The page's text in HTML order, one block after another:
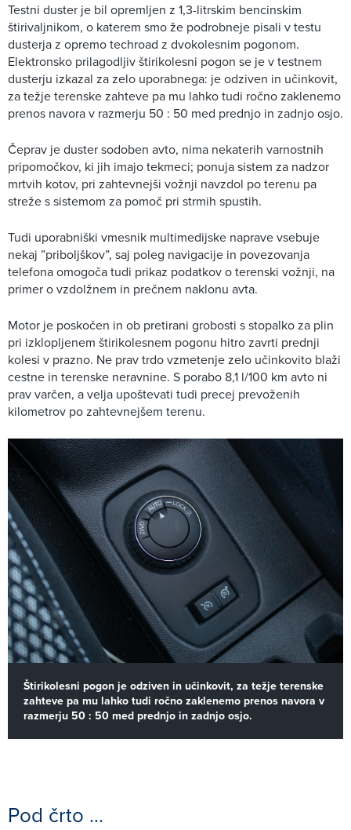
Testni duster je bil opremljen z 1,3-litrskim bencinskim
štirivaljnikom, o katerem smo že podrobneje pisali v testu
dusterja z opremo techroad z dvokolesnim pogonom.
Elektronsko prilagodljiv štirikolesni pogon se je v testnem
dusterju izkazal za zelo uporabnega: je odziven in učinkovit,
za težje terenske zahteve pa mu lahko tudi ročno zaklenemo
prenos navora v razmerju 50 : 50 med prednjo in zadnjo osjo.
Čeprav je duster sodoben avto, nima nekaterih varnostnih
pripomočkov, ki jih imajo tekmeci; ponuja sistem za nadzor
mrtvih kotov, pri zahtevnejši vožnji navzdol po terenu pa
streže s sistemom za pomoč pri strmih spustih.
Tudi uporabniški vmesnik multimedijske naprave vsebuje
nekaj ”priboljškov”, saj poleg navigacije in povezovanja
telefona omogoča tudi prikaz podatkov o terenski vožnji, na
primer o vzdolžnem in prečnem naklonu avta.
Motor je poskočen in ob pretirani grobosti s stopalko za plin
pri izklopljenem štirikolesnem pogonu hitro zavrti prednji
kolesi v prazno. Ne prav trdo vzmetenje zelo učinkovito blaži
cestne in terenske neravnine. S porabo 8,1 l/100 km avto ni
prav varčen, a velja upoštevati tudi precej prevoženih
kilometrov po zahtevnejšem terenu.
Štirikolesni pogon je odziven in učinkovit, za težje terenske
zahteve pa mu lahko tudi ročno zaklenemo prenos navora v
razmerju 50 : 50 med prednjo in zadnjo osjo.
Pod črto ...